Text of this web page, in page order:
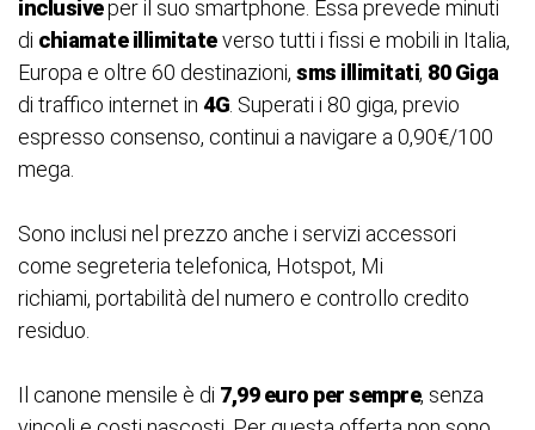
inclusiveper il suo smartphone. Essa prevede minuti
di chiamate illimitateverso tutti i fissi e mobili in Italia,
Europa e oltre 60 destinazioni, sms illimitati, 80 Giga
di traffico internet in 4G. Superati i 80 giga, previo
espresso consenso, continui a navigare a 0,90€/100
mega.
Sono inclusi nel prezzo anche i servizi accessori
come segreteria telefonica, Hotspot, Mi
richiami, portabilità del numero e controllo credito
residuo.
Il canone mensile è di 7,99 euro per sempre, senza